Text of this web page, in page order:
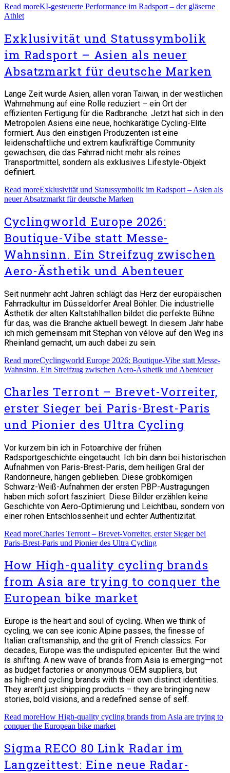
Read moreKI-gesteuerte Performance im Radsport – der gläserne
Athlet
Exklusivität und Statussymbolik
im Radsport – Asien als neuer
Absatzmarkt für deutsche Marken
Lange Zeit wurde Asien, allen voran Taiwan, in der westlichen
Wahrnehmung auf eine Rolle reduziert – ein Ort der
effizienten Fertigung für die Radbranche. Jetzt hat sich in den
Metropolen Asiens eine neue, hochkarätige Cycling-Elite
formiert. Aus den einstigen Produzenten ist eine
leidenschaftliche und extrem kaufkräftige Community
gewachsen, die das Fahrrad nicht mehr als reines
Transportmittel, sondern als exklusives Lifestyle-Objekt
definiert.
Read moreExklusivität und Statussymbolik im Radsport – Asien als
neuer Absatzmarkt für deutsche Marken
Cyclingworld Europe 2026:
Boutique-Vibe statt Messe-
Wahnsinn. Ein Streifzug zwischen
Aero-Ästhetik und Abenteuer
Seit nunmehr acht Jahren schlägt das Herz der europäischen
Fahrradkultur im Düsseldorfer Areal Böhler. Die industrielle
Ästhetik der alten Kaltstahlhallen bildet die perfekte Bühne
für das, was die Branche aktuell bewegt. In diesem Jahr habe
ich mich gemeinsam mit Stephan von vélove auf den Weg ins
Rheinland gemacht, um auch dabei zu sein.
Read moreCyclingworld Europe 2026: Boutique-Vibe statt Messe-
Wahnsinn. Ein Streifzug zwischen Aero-Ästhetik und Abenteuer
Charles Terront – Brevet-Vorreiter,
erster Sieger bei Paris-Brest-Paris
und Pionier des Ultra Cycling
Vor kurzem bin ich in Fotoarchive der frühen
Radsportgeschichte eingetaucht. Ich bin dann bei historischen
Aufnahmen von Paris-Brest-Paris, dem heiligen Gral der
Randonneure, hängen geblieben. Diese grobkörnigen
Schwarz-Weiß-Aufnahmen der ersten PBP-Austragungen
haben mich sofort fasziniert. Diese Bilder erzählen keine
Geschichte von Aero-Optimierung und Leichtbau, sondern von
einer rohen Entschlossenheit und echter Authentizität.
Read moreCharles Terront – Brevet-Vorreiter, erster Sieger bei
Paris-Brest-Paris und Pionier des Ultra Cycling
How High-quality cycling brands
from Asia are trying to conquer the
European bike market
Europe is the heart and soul of cycling. When we think of
cycling, we can see iconic Alpine passes, the finesse of
Italian craftsmanship, and the grit of French classics. For
decades, Europe was the undisputed epicenter. But the wind
is shifting. A new wave of brands from Asia is emerging—not
as budget factories or anonymous OEM suppliers, but
as high-end cycling brands with their own distinct identities.
They aren’t just shipping products – they are bringing new
stories, bold visions, and a redefined sense of self.
Read moreHow High-quality cycling brands from Asia are trying to
conquer the European bike market
Sigma RECO 80 Link Radar im
Langzeittest: Eine neue Radar-